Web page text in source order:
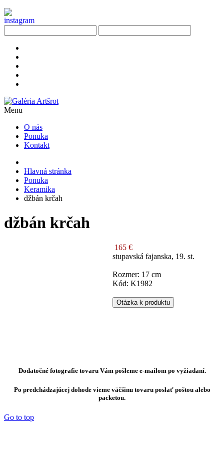
Menu
O nás
Ponuka
Kontakt
Hlavná stránka
Ponuka
Keramika
džbán krčah
džbán krčah
165 €
stupavská fajanska, 19. st.
Rozmer: 17 cm
Kód: K1982
Otázka k produktu
Dodatočné fotografie tovaru Vám pošleme e-mailom po vyžiadaní.
Po predchádzajúcej dohode vieme väčšinu tovaru poslať poštou alebo
packetou.
Go to top